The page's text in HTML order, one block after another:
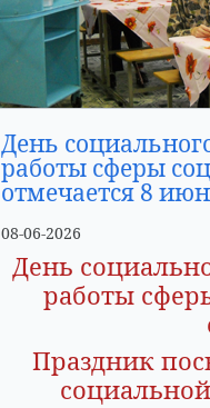
День
работы сферы
отмечается 8
08-06-2026
День
работы
Праздник